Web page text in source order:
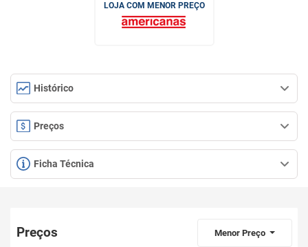
LOJA COM MENOR PREÇO
Histórico
Preços
Ficha Técnica
Preços Menor Preço